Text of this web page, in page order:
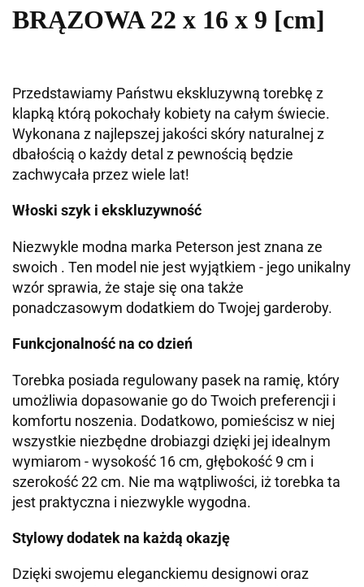
BRĄZOWA 22 x 16 x 9 [cm]
Przedstawiamy Państwu ekskluzywną torebkę z
klapką którą pokochały kobiety na całym świecie.
Wykonana z najlepszej jakości skóry naturalnej z
dbałością o każdy detal z pewnością będzie
zachwycała przez wiele lat!
Włoski szyk i ekskluzywność
Niezwykle modna marka Peterson jest znana ze
swoich . Ten model nie jest wyjątkiem - jego unikalny
wzór sprawia, że staje się ona także
ponadczasowym dodatkiem do Twojej garderoby.
Funkcjonalność na co dzień
Torebka posiada regulowany pasek na ramię, który
umożliwia dopasowanie go do Twoich preferencji i
komfortu noszenia. Dodatkowo, pomieścisz w niej
wszystkie niezbędne drobiazgi dzięki jej idealnym
wymiarom - wysokość 16 cm, głębokość 9 cm i
szerokość 22 cm. Nie ma wątpliwości, iż torebka ta
jest praktyczna i niezwykle wygodna.
Stylowy dodatek na każdą okazję
Dzięki swojemu eleganckiemu designowi oraz